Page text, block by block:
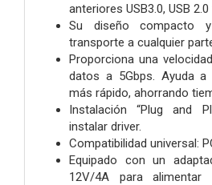
anteriores USB3.0, USB 2.0
Su diseño compacto
transporte a cualquier
Proporciona una
datos a 5Gbps. Ayuda
más rápido, ahorrando
Instalación “Plug and
instalar driver.
Compatibilidad universal:
Equipado con un
12V/4A para